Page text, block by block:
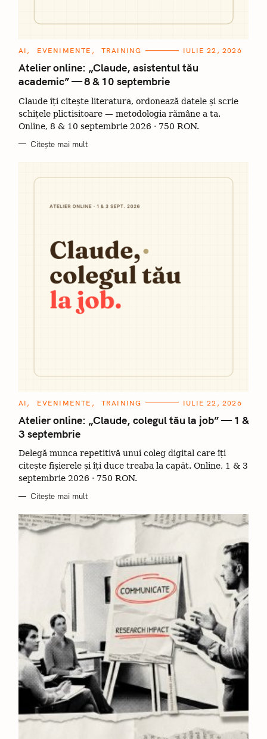
C
T
E
G
R
I
I
AI EVENIMENTE TRAINING IULIE 22, 2026
Atelier online: „Claude, asistentul tău
academic” — 8 & 10 septembrie
Claude îți citește literatura, ordonează datele și scrie
schițele plictisitoare — metodologia rămâne a ta.
Online, 8 & 10 septembrie 2026 · 750 RON.
Citește mai mult
C
T
E
G
O
R
I
I
AI EVENIMENTE TRAINING IULIE 22, 2026
Atelier online: „Claude, colegul tău la job” — 1 &
3 septembrie
Delegă munca repetitivă unui coleg digital care îți
citește fișierele și îți duce treaba la capăt. Online, 1 & 3
septembrie 2026 · 750 RON.
Citește mai mult